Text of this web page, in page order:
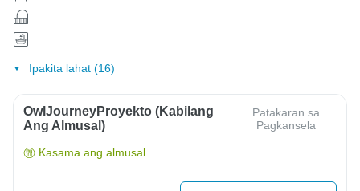
Ipakita lahat (16)
OwlJourneyProyekto (Kabilang
Ang Almusal)
Patakaran sa
Pagkansela
Kasama ang almusal